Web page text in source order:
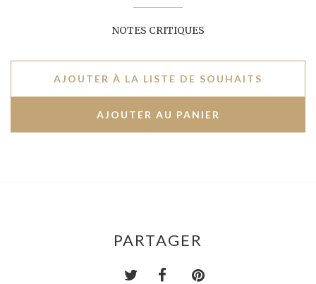
NOTES CRITIQUES
AJOUTER À LA LISTE DE SOUHAITS
PARTAGER